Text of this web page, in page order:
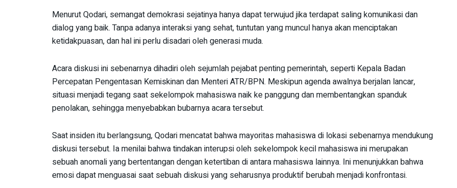
Menurut Qodari, semangat demokrasi sejatinya hanya dapat terwujud jika terdapat saling komunikasi dan
dialog yang baik. Tanpa adanya interaksi yang sehat, tuntutan yang muncul hanya akan menciptakan
ketidakpuasan, dan hal ini perlu disadari oleh generasi muda.
Acara diskusi ini sebenarnya dihadiri oleh sejumlah pejabat penting pemerintah, seperti Kepala Badan
Percepatan Pengentasan Kemiskinan dan Menteri ATR/BPN. Meskipun agenda awalnya berjalan lancar,
situasi menjadi tegang saat sekelompok mahasiswa naik ke panggung dan membentangkan spanduk
penolakan, sehingga menyebabkan bubarnya acara tersebut.
Saat insiden itu berlangsung, Qodari mencatat bahwa mayoritas mahasiswa di lokasi sebenarnya mendukung
diskusi tersebut. Ia menilai bahwa tindakan interupsi oleh sekelompok kecil mahasiswa ini merupakan
sebuah anomali yang bertentangan dengan ketertiban di antara mahasiswa lainnya. Ini menunjukkan bahwa
emosi dapat menguasai saat sebuah diskusi yang seharusnya produktif berubah menjadi konfrontasi.